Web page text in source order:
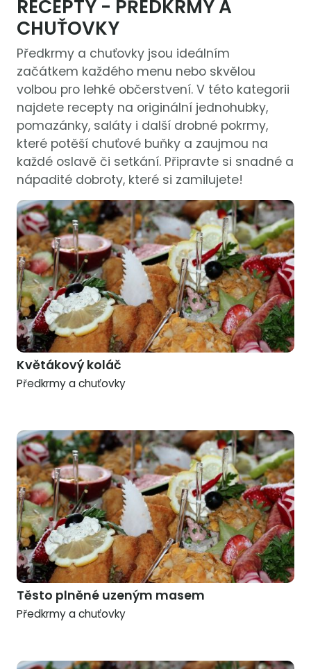
RECEPTY - PŘEDKRMY A
CHUŤOVKY
Předkrmy a chuťovky jsou ideálním
začátkem každého menu nebo skvělou
volbou pro lehké občerstvení. V této kategorii
najdete recepty na originální jednohubky,
pomazánky, saláty i další drobné pokrmy,
které potěší chuťové buňky a zaujmou na
každé oslavě či setkání. Připravte si snadné a
nápadité dobroty, které si zamilujete!
Květákový koláč
Předkrmy a chuťovky
Těsto plněné uzeným masem
Předkrmy a chuťovky